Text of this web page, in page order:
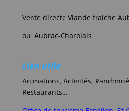
Vente directe Viande
ou Aubrac-Charolais
Lien utile
Animations, Activités,
Restaurants...